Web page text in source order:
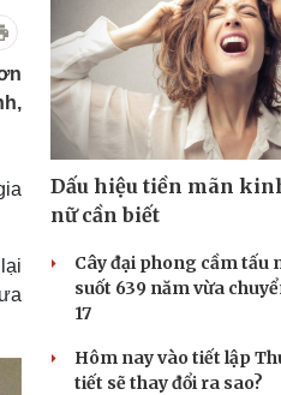
nghiệp
tin doanh nghiệp
nghiệp 24h
nhân
đồng
Công
Sành
Tin Công
Trải
Chuyển
in
Podcast
Đọc
Cửa sổ
Dấu hiệu tiền mãn
nữ cần biết
Cây đại phong cầm tấu
suốt 639 năm vừa
17
Hôm nay vào tiết lập
tiết sẽ thay đổi ra sao?